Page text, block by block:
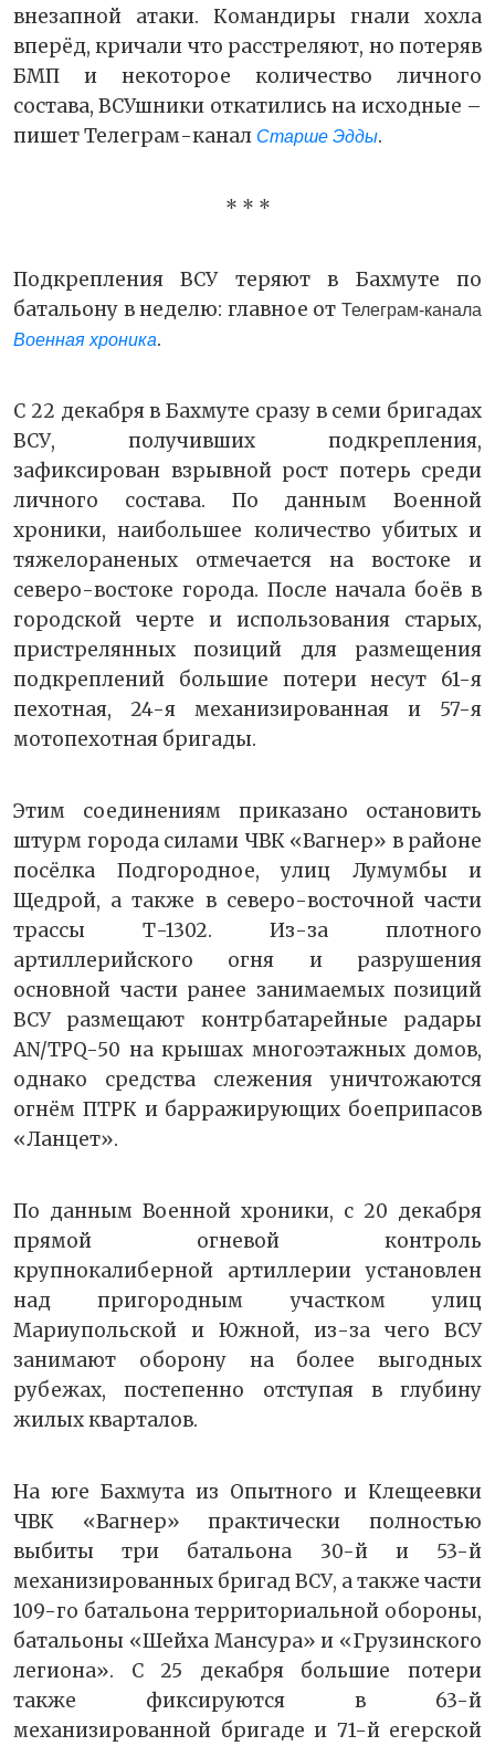
внезапной атаки. Командиры гнали хохла
вперёд, кричали что расстреляют, но потеряв
БМП и некоторое количество личного
состава, ВСУшники откатились на исходные –
пишет Телеграм-канал Старше Эдды.
* * *
Подкрепления ВСУ теряют в Бахмуте по
батальону в неделю: главное от Телеграм-канала
Военная хроника.
С 22 декабря в Бахмуте сразу в семи бригадах
ВСУ, получивших подкрепления,
зафиксирован взрывной рост потерь среди
личного состава. По данным Военной
хроники, наибольшее количество убитых и
тяжелораненых отмечается на востоке и
северо-востоке города. После начала боёв в
городской черте и использования старых,
пристрелянных позиций для размещения
подкреплений большие потери несут 61-я
пехотная, 24-я механизированная и 57-я
мотопехотная бригады.
Этим соединениям приказано остановить
штурм города силами ЧВК «Вагнер» в районе
посёлка Подгородное, улиц Лумумбы и
Щедрой, а также в северо-восточной части
трассы Т-1302. Из-за плотного
артиллерийского огня и разрушения
основной части ранее занимаемых позиций
ВСУ размещают контрбатарейные радары
AN/TPQ-50 на крышах многоэтажных домов,
однако средства слежения уничтожаются
огнём ПТРК и барражирующих боеприпасов
«Ланцет».
По данным Военной хроники, с 20 декабря
прямой огневой контроль
крупнокалиберной артиллерии установлен
над пригородным участком улиц
Мариупольской и Южной, из-за чего ВСУ
занимают оборону на более выгодных
рубежах, постепенно отступая в глубину
жилых кварталов.
На юге Бахмута из Опытного и Клещеевки
ЧВК «Вагнер» практически полностью
выбиты три батальона 30-й и 53-й
механизированных бригад ВСУ, а также части
109-го батальона территориальной обороны,
батальоны «Шейха Мансура» и «Грузинского
легиона». С 25 декабря большие потери
также фиксируются в 63-й
механизированной бригаде и 71-й егерской